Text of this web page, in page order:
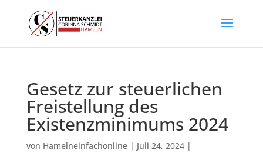
Gesetz zur steuerlichen
Freistellung des
Existenzminimums 2024
von Hamelneinfachonline| Juli 24, 2024|